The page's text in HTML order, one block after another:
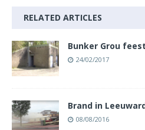
RELATED ARTICLES
Bunker Grou
24/02/2017
Brand in
08/08/2016